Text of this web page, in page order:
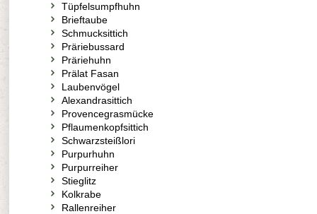
Tüpfelsumpfhuhn
Brieftaube
Schmucksittich
Präriebussard
Präriehuhn
Prälat Fasan
Laubenvögel
Alexandrasittich
Provencegrasmücke
Pflaumenkopfsittich
Schwarzsteißlori
Purpurhuhn
Purpurreiher
Stieglitz
Kolkrabe
Rallenreiher